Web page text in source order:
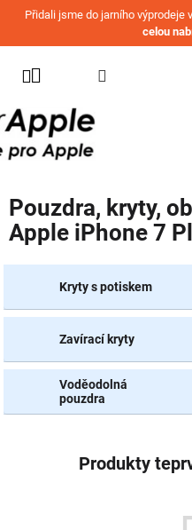
Přejít na obsah
Přidali jsme do jarního výprodeje
celou
IPHONE
MACBOOK
AIRPODS
AIRTAG
OSTATNÍ
ZNAČKY
%
AKČNÍ
ZBOŽÍ
Pouzdra, kryty,
Apple iPhone 7
Kryty s potiskem
Zavírací kryty
Voděodolná
pouzdra
Produkty